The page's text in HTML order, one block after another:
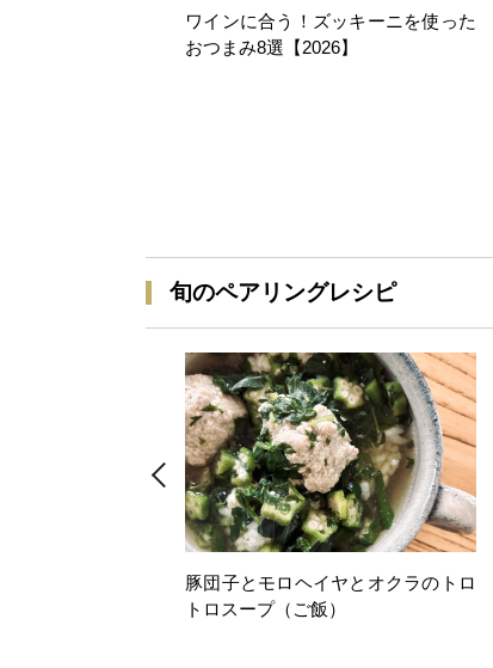
ワインに合う！ズッキーニを使った
おつまみ8選【2026】
旬のペアリングレシピ
豚団子とモロヘイヤとオクラのトロ
トロスープ（ご飯）